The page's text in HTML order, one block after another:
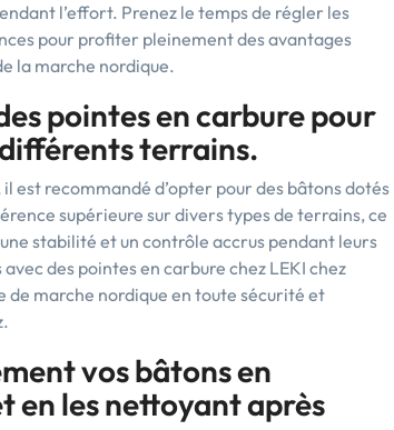
l’effort. Prenez le temps de régler les
pour profiter pleinement des avantages
la marche nordique.
pointes en carbure pour
terrains.
est recommandé d’opter pour des bâtons dotés
supérieure sur divers types de terrains, ce
stabilité et un contrôle accrus pendant leurs
des pointes en carbure chez LEKI chez
marche nordique en toute sécurité et
vos bâtons en
en les nettoyant après